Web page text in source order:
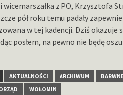
z PO, Krzysztofa
pół roku temu padały
w tej kadencji. Dziś okazuje
posłem, na pewno nie będę
AKTUALNOŚCI ARCHIWUM
WOŁOMIN